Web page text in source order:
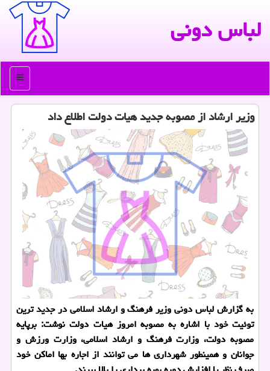
لباس دونی
منو
وزیر ارشاد از مصوبه جدید هیات دولت اطلاع داد
به گزارش لباس دونی وزیر فرهنگ و ارشاد اسلامی در جدید ترین
توئیت خود با اشاره به مصوبه امروز هیات دولت نوشت: برپایه
مصوبه دولت، وزارت فرهنگ و ارشاد اسلامی، وزارت ورزش و
جوانان و همینطور شهرداری ها می توانند از اجاره بها اماكن خود